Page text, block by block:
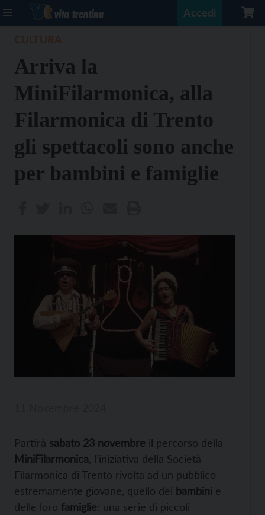
Accedi
Arriva la
MiniFilarmonica, alla
Filarmonica di Trento
gli spettacoli sono anche
per bambini e famiglie
Partirà sabato 23 novembre il percorso della
MiniFilarmonica , l’iniziativa della Società
Filarmonica di Trento rivolta ad un pubblico
estremamente giovane, quello dei bambini e
delle loro famiglie: una serie di piccoli